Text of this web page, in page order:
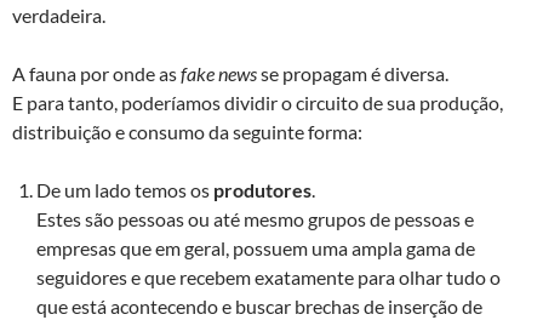
verdadeira.
A fauna por onde asfake newsse propagam é diversa.
E para tanto, poderíamos dividir o circuito de sua produção,
distribuição e consumo da seguinte forma:
De um lado temos os produtores.
Estes são pessoas ou até mesmo grupos de pessoas e
empresas que em geral, possuem uma ampla gama de
seguidores e que recebem exatamente para olhar tudo o
que está acontecendo e buscar brechas de inserção de